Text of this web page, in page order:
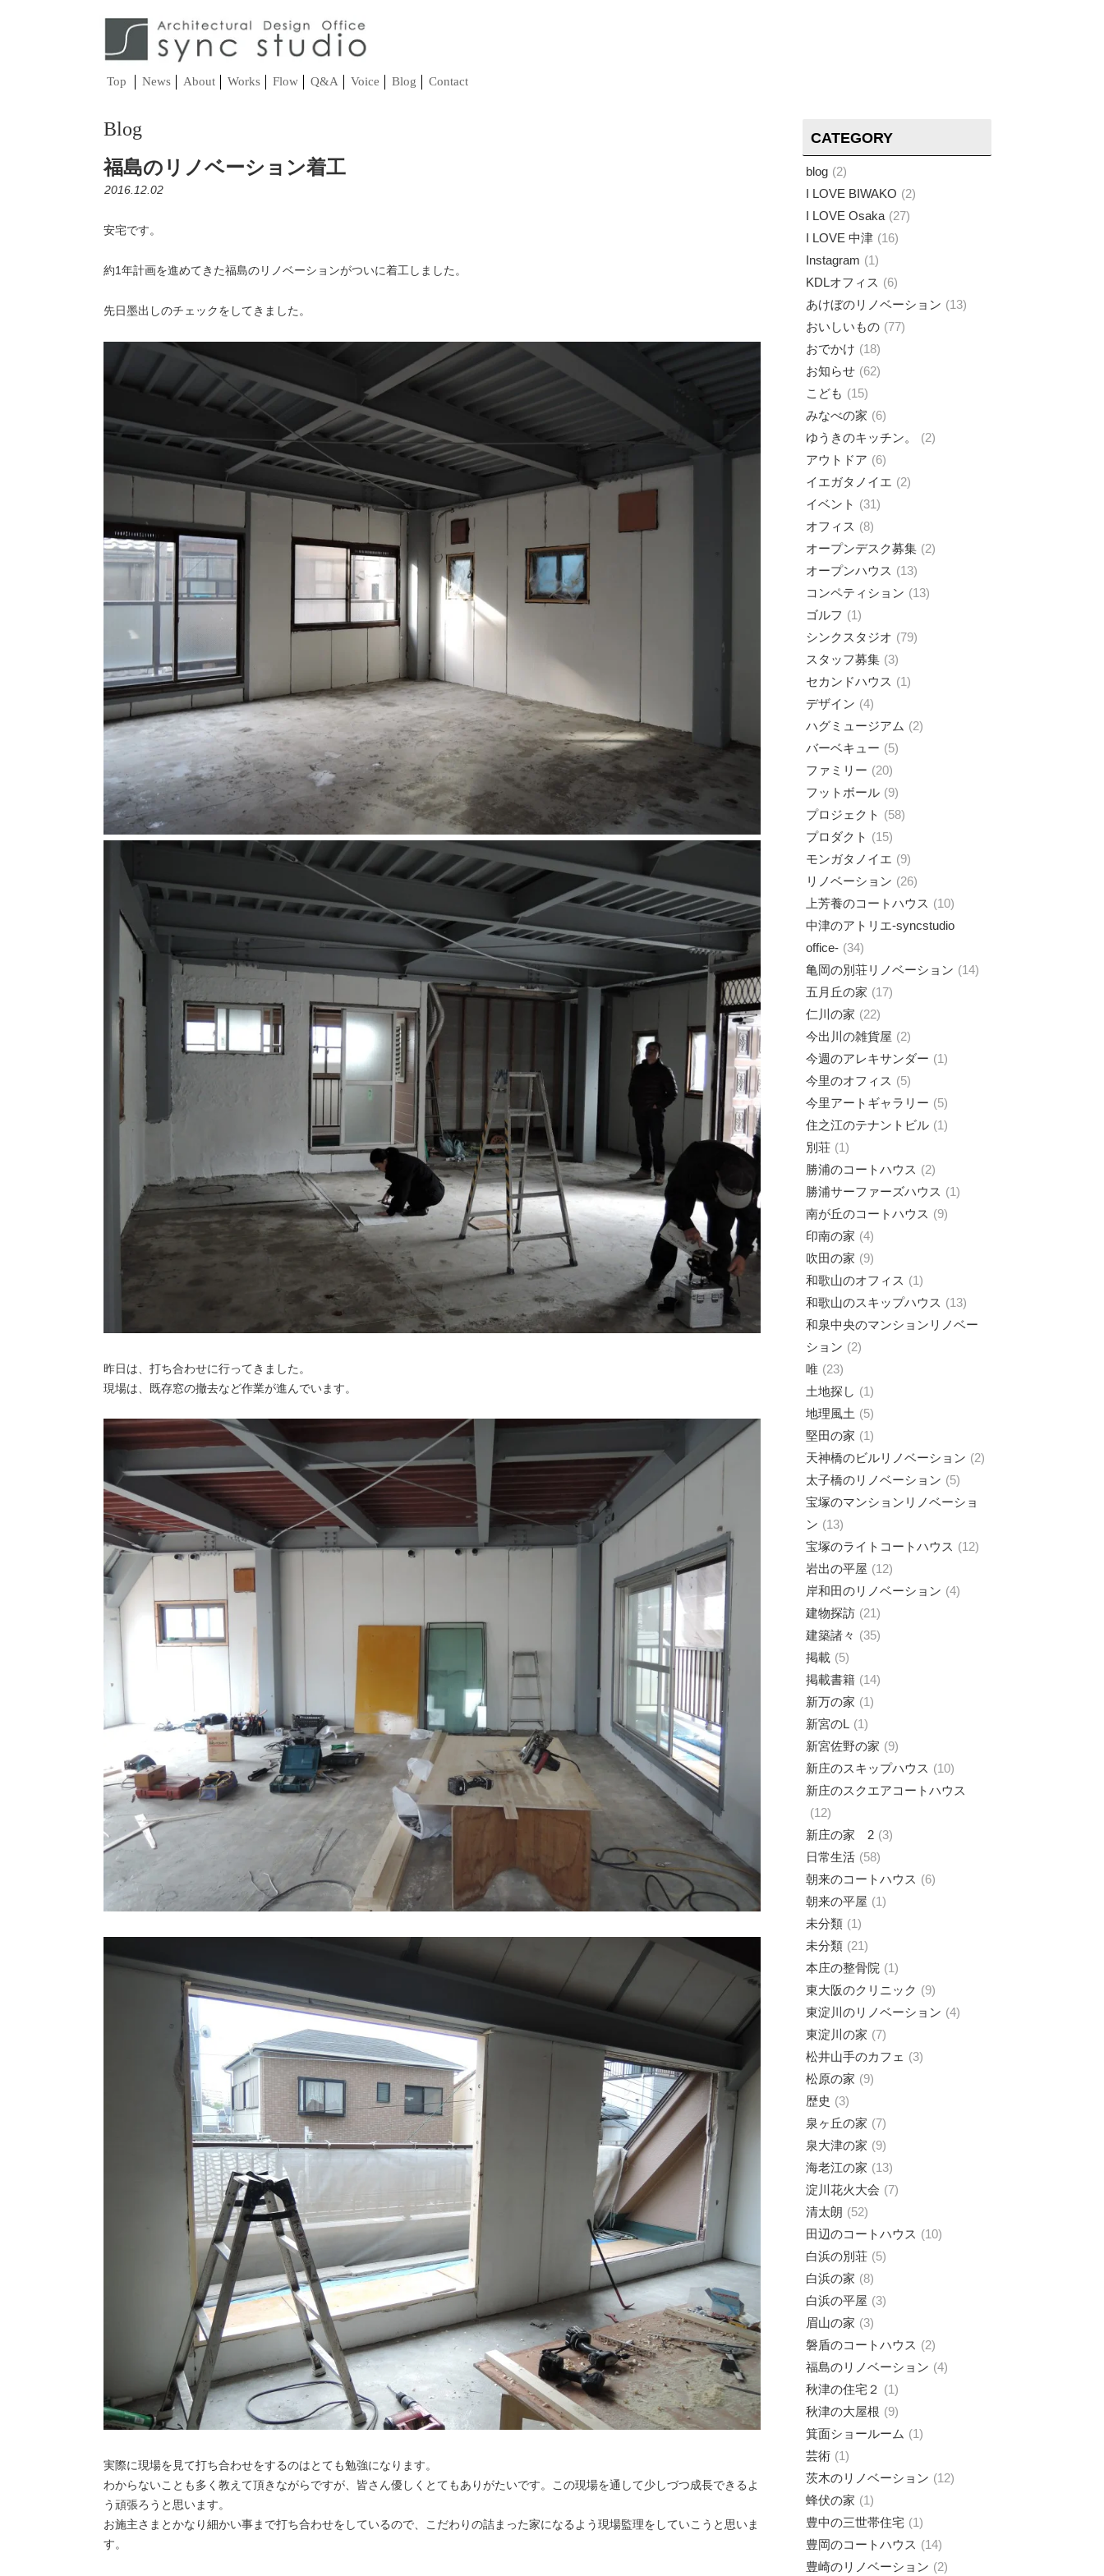
Top News About Works Flow Q&A Voice Blog Contact
Blog
福島のリノベーション着工
2016.12.02
安宅です。
約1年計画を進めてきた福島のリノベーションがついに着工しました。
先日墨出しのチェックをしてきました。
昨日は、打ち合わせに行ってきました。
現場は、既存窓の撤去など作業が進んでいます。
実際に現場を見て打ち合わせをするのはとても勉強になります。
わからないことも多く教えて頂きながらですが、皆さん優しくとてもありがたいです。この現場を通して少しづつ成長できるよ
う頑張ろうと思います。
お施主さまとかなり細かい事まで打ち合わせをしているので、こだわりの詰まった家になるよう現場監理をしていこうと思いま
す。
CATEGORY
blog
2
I LOVE BIWAKO
2
I LOVE Osaka
27
I LOVE 中津
16
Instagram
1
KDLオフィス
6
あけぼのリノベーション
13
おいしいもの 77
おでかけ
18
お知らせ
62
こども
15
みなべの家
6
ゆうきのキッチン。
2
アウトドア
6
イエガタノイエ
2
イベント
31
オフィス
8
オープンデスク募集
2
オープンハウス
13
コンペティション
13
ゴルフ
1
シンクスタジオ
79
スタッフ募集 3
セカンドハウス
1
デザイン
4
ハグミュージアム
2
バーベキュー
5
ファミリー
20
フットボール
9
プロジェクト
58
プロダクト
15
モンガタノイエ
9
リノベーション
26
上芳養のコートハウス
10
中津のアトリエ-syncstudio
office- 34
亀岡の別荘リノベーション
14
五月丘の家
17
仁川の家
22
今出川の雑貨屋
2
今週のアレキサンダー
1
今里のオフィス
5
今里アートギャラリー
5
住之江のテナントビル
1
別荘
1
勝浦のコートハウス
2
勝浦サーファーズハウス
1
南が丘のコートハウス
9
印南の家
4
吹田の家
9
和歌山のオフィス
1
和歌山のスキップハウス
13
和泉中央のマンションリノベー
ション
2
唯
23
土地探し
1
地理風土
5
堅田の家
1
天神橋のビルリノベーション
2
太子橋のリノベーション
5
宝塚のマンションリノベーショ
ン
13
宝塚のライトコートハウス
12
岩出の平屋
12
岸和田のリノベーション
4
建物探訪
21
建築諸々
35
掲載
5
掲載書籍
14
新万の家
1
新宮のL
1
新宮佐野の家
9
新庄のスキップハウス
10
新庄のスクエアコートハウス
12
新庄の家 2 3
日常生活
58
朝来のコートハウス
6
朝来の平屋
1
未分類
1
未分類
21
本庄の整骨院
1
東大阪のクリニック
9
東淀川のリノベーション
4
東淀川の家
7
松井山手のカフェ
3
松原の家
9
歴史
3
泉ヶ丘の家
7
泉大津の家
9
海老江の家
13
淀川花火大会
7
清太朗
52
田辺のコートハウス
10
白浜の別荘
5
白浜の家
8
白浜の平屋
3
眉山の家
3
磐盾のコートハウス
2
福島のリノベーション
4
秋津の住宅２
1
秋津の大屋根
9
箕面ショールーム
1
芸術
1
茨木のリノベーション
12
蜂伏の家
1
豊中の三世帯住宅
1
豊岡のコートハウス
14
豊崎のリノベーション
2